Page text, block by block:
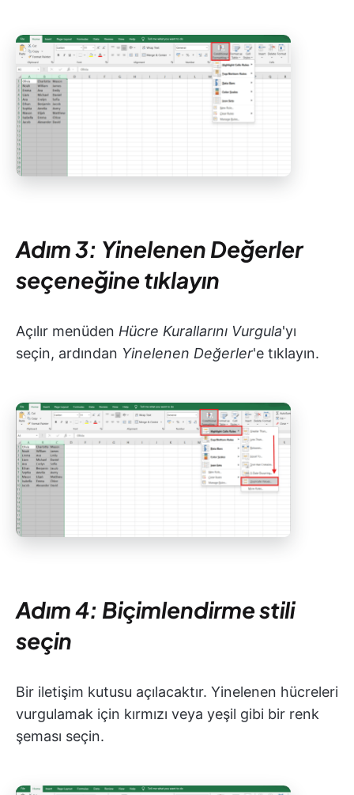
Adım 3: Yinelenen Değerler
seçeneğine tıklayın
Açılır menüden Hücre Kurallarını Vurgula'yı
seçin, ardından Yinelenen Değerler'e tıklayın.
Adım 4: Biçimlendirme stili
seçin
Bir iletişim kutusu açılacaktır. Yinelenen hücreleri
vurgulamak için kırmızı veya yeşil gibi bir renk
şeması seçin.